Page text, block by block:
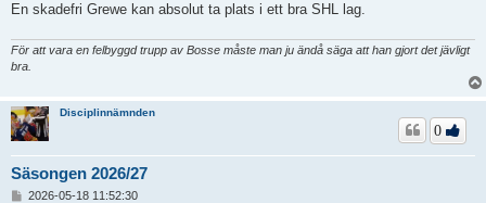
En skadefri Grewe kan absolut ta plats i ett bra SHL lag.
För att vara en felbyggd trupp av Bosse måste man ju ändå säga att han gjort det jävligt
bra.
Disciplinnämnden
Säsongen 2026/27
0
2026-05-18 11:52:30